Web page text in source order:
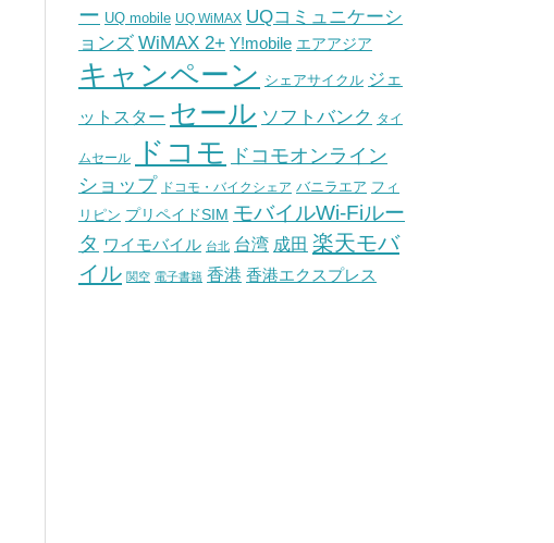
ー UQ mobile UQ WiMAX UQコミュニケーシ
ョンズ WiMAX 2+ Y!mobile エアアジア
キャンペーン シェアサイクル ジェ
ットスター セール ソフトバンク タイ
ムセール ドコモ
ドコモオンライン
ショップ ドコモ・バイクシェア バニラエア フィ
リピン プリペイドSIM モバイルWi-Fiルー
タ ワイモバイル 台北 台湾 成田 楽天モバ
イル 関空 電子書籍 香港 香港エクスプレス